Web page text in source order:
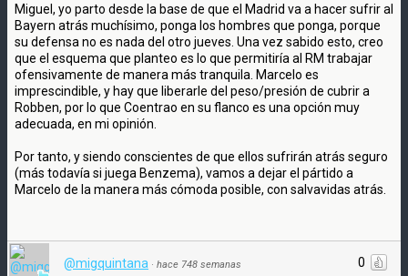
Miguel, yo parto desde la base de que el Madrid va a hacer sufrir al
Bayern atrás muchísimo, ponga los hombres que ponga, porque
su defensa no es nada del otro jueves. Una vez sabido esto, creo
que el esquema que planteo es lo que permitiría al RM trabajar
ofensivamente de manera más tranquila. Marcelo es
imprescindible, y hay que liberarle del peso/presión de cubrir a
Robben, por lo que Coentrao en su flanco es una opción muy
adecuada, en mi opinión.
Por tanto, y siendo conscientes de que ellos sufrirán atrás seguro
(más todavía si juega Benzema), vamos a dejar el pártido a
Marcelo de la manera más cómoda posible, con salvavidas atrás.
0
@migquintana · hace 748 semanas